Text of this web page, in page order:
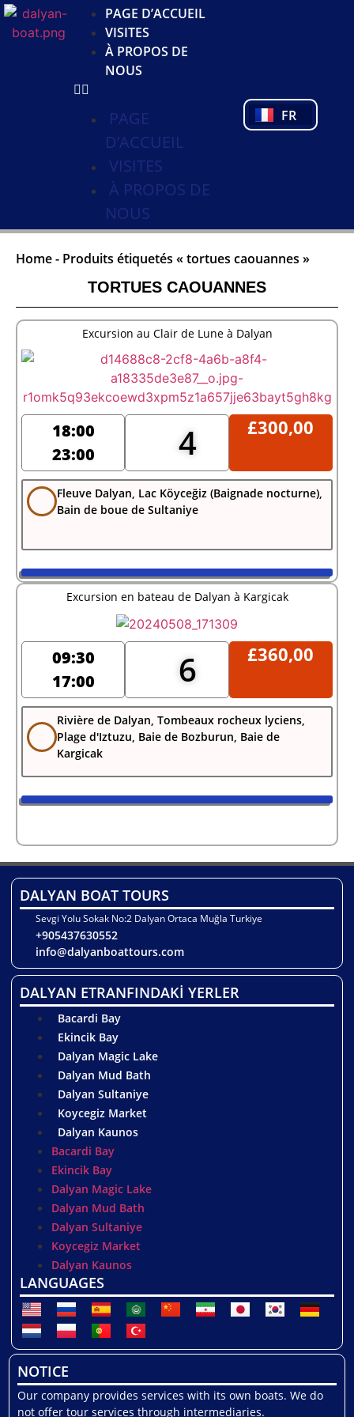
PAGE D’ACCUEIL
VISITES
À PROPOS DE
NOUS
PAGE
D’ACCUEIL
VISITES
À PROPOS DE
NOUS
FR
PT
TR
Home- Produits étiquetés « tortues caouannes »
TORTUES CAOUANNES
Excursion au Clair de Lune à Dalyan
18:00
23:00
4 £300,00
Fleuve Dalyan, Lac Köyceğiz (Baignade nocturne),
Bain de boue de Sultaniye
Excursion en bateau de Dalyan à Kargicak
09:30
17:00
6 £360,00
Rivière de Dalyan, Tombeaux rocheux lyciens,
Plage d'Iztuzu, Baie de Bozburun, Baie de
Kargicak
DALYAN BOAT TOURS
Sevgi Yolu Sokak No:2 Dalyan Ortaca Muğla Turkiye
+905437630552
info@dalyanboattours.com
DALYAN ETRANFINDAKİ YERLER
Bacardi Bay
Ekincik Bay
Dalyan Magic Lake
Dalyan Mud Bath
Dalyan Sultaniye
Koycegiz Market
Dalyan Kaunos
Bacardi Bay
Ekincik Bay
Dalyan Magic Lake
Dalyan Mud Bath
Dalyan Sultaniye
Koycegiz Market
Dalyan Kaunos
LANGUAGES
NOTICE
Our company provides services with its own boats. We do
not offer tour services through intermediaries.